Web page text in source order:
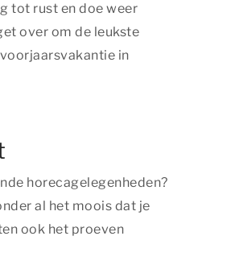
tot rust en doe weer
over om de leukste
in
horecagelegenheden?
al het moois dat je
ook het proeven